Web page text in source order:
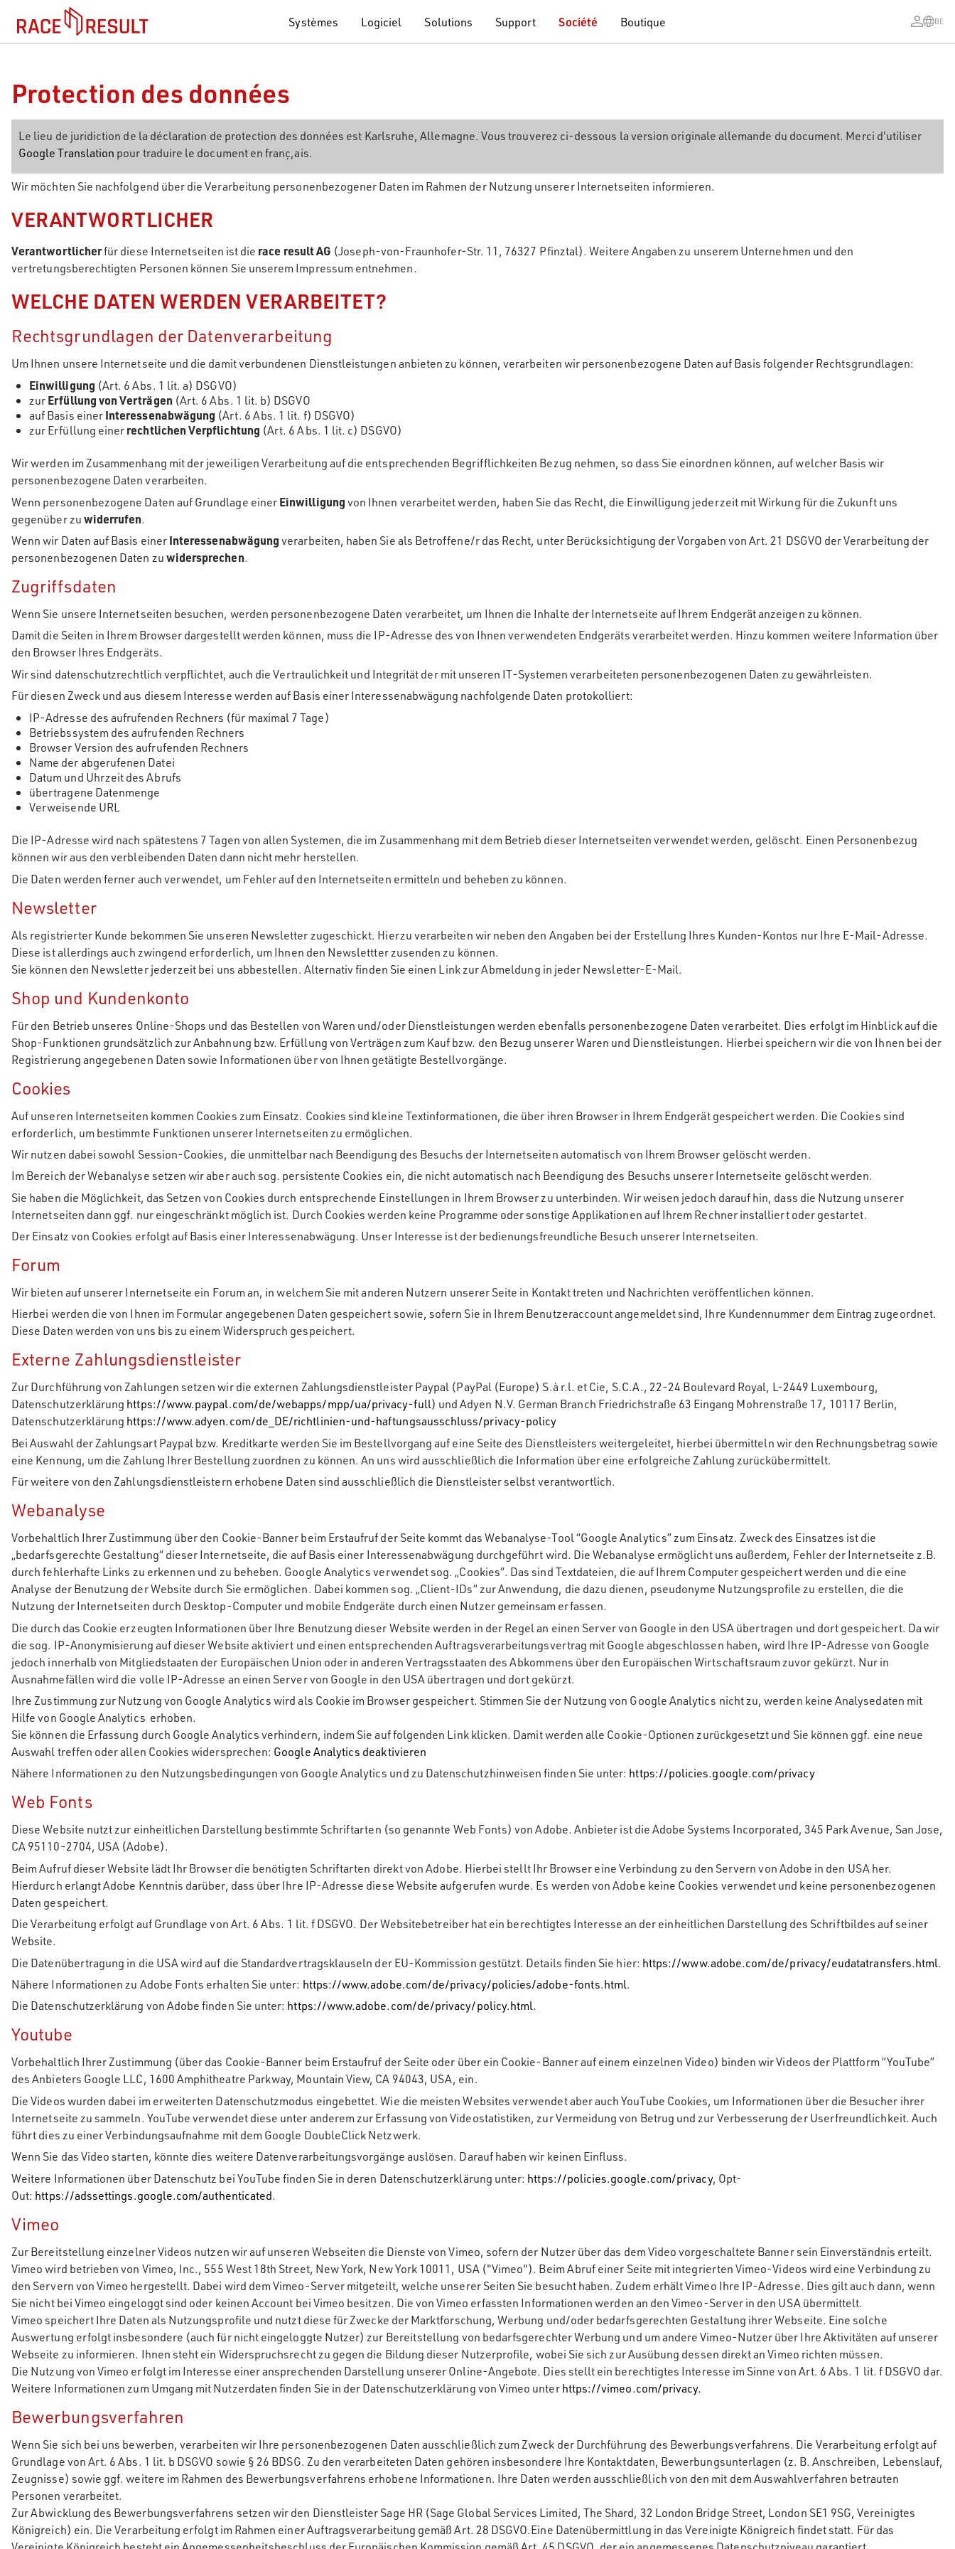
Systèmes Logiciel Solutions Support Société Boutique BE
Protection des données
Le lieu de juridiction de la déclaration de protection des données est Karlsruhe, Allemagne. Vous trouverez ci-dessous la version originale allemande du document. Merci d'utiliser
Google Translation pour traduire le document en franç,ais.
Wir möchten Sie nachfolgend über die Verarbeitung personenbezogener Daten im Rahmen der Nutzung unserer Internetseiten informieren.
VERANTWORTLICHER
Verantwortlicherfür diese Internetseiten ist die race result AG (Joseph-von-Fraunhofer-Str. 11, 76327 Pfinztal). Weitere Angaben zu unserem Unternehmen und den
vertretungsberechtigten Personen können Sie unserem Impressum entnehmen.
WELCHE DATEN WERDEN VERARBEITET?
Rechtsgrundlagen der Datenverarbeitung
Um Ihnen unsere Internetseite und die damit verbundenen Dienstleistungen anbieten zu können, verarbeiten wir personenbezogene Daten auf Basis folgender Rechtsgrundlagen:
Einwilligung (Art. 6 Abs. 1 lit. a) DSGVO)
zurErfüllung von Verträgen(Art. 6 Abs. 1 lit. b) DSGVO
auf Basis einerInteressenabwägung (Art. 6 Abs. 1 lit. f) DSGVO)
zur Erfüllung einerrechtlichen Verpflichtung (Art. 6 Abs. 1 lit. c) DSGVO)
Wir werden im Zusammenhang mit der jeweiligen Verarbeitung auf die entsprechenden Begrifflichkeiten Bezug nehmen, so dass Sie einordnen können, auf welcher Basis wir
personenbezogene Daten verarbeiten.
Wenn personenbezogene Daten auf Grundlage einerEinwilligungvon Ihnen verarbeitet werden, haben Sie das Recht, die Einwilligung jederzeit mit Wirkung für die Zukunft uns
gegenüber zuwiderrufen.
Wenn wir Daten auf Basis einerInteressenabwägungverarbeiten, haben Sie als Betroffene/r das Recht, unter Berücksichtigung der Vorgaben von Art. 21 DSGVO der Verarbeitung der
personenbezogenen Daten zuwidersprechen.
Zugriffsdaten
Wenn Sie unsere Internetseiten besuchen, werden personenbezogene Daten verarbeitet, um Ihnen die Inhalte der Internetseite auf Ihrem Endgerät anzeigen zu können.
Damit die Seiten in Ihrem Browser dargestellt werden können, muss die IP-Adresse des von Ihnen verwendeten Endgeräts verarbeitet werden. Hinzu kommen weitere Information über
den Browser Ihres Endgeräts.
Wir sind datenschutzrechtlich verpflichtet, auch die Vertraulichkeit und Integrität der mit unseren IT-Systemen verarbeiteten personenbezogenen Daten zu gewährleisten.
Für diesen Zweck und aus diesem Interesse werden auf Basis einer Interessenabwägung nachfolgende Daten protokolliert:
IP-Adresse des aufrufenden Rechners (für maximal 7 Tage)
Betriebssystem des aufrufenden Rechners
Browser Version des aufrufenden Rechners
Name der abgerufenen Datei
Datum und Uhrzeit des Abrufs
übertragene Datenmenge
Verweisende URL
Die IP-Adresse wird nach spätestens 7 Tagen von allen Systemen, die im Zusammenhang mit dem Betrieb dieser Internetseiten verwendet werden, gelöscht. Einen Personenbezug
können wir aus den verbleibenden Daten dann nicht mehr herstellen.
Die Daten werden ferner auch verwendet, um Fehler auf den Internetseiten ermitteln und beheben zu können.
Newsletter
Als registrierter Kunde bekommen Sie unseren Newsletter zugeschickt. Hierzu verarbeiten wir neben den Angaben bei der Erstellung Ihres Kunden-Kontos nur Ihre E-Mail-Adresse.
Diese ist allerdings auch zwingend erforderlich, um Ihnen den Newslettter zusenden zu können.
Sie können den Newsletter jederzeit bei uns abbestellen. Alternativ finden Sie einen Link zur Abmeldung in jeder Newsletter-E-Mail.
Shop und Kundenkonto
Für den Betrieb unseres Online-Shops und das Bestellen von Waren und/oder Dienstleistungen werden ebenfalls personenbezogene Daten verarbeitet. Dies erfolgt im Hinblick auf die
Shop-Funktionen grundsätzlich zur Anbahnung bzw. Erfüllung von Verträgen zum Kauf bzw. den Bezug unserer Waren und Dienstleistungen. Hierbei speichern wir die von Ihnen bei der
Registrierung angegebenen Daten sowie Informationen über von Ihnen getätigte Bestellvorgänge.
Cookies
Auf unseren Internetseiten kommen Cookies zum Einsatz. Cookies sind kleine Textinformationen, die über ihren Browser in Ihrem Endgerät gespeichert werden. Die Cookies sind
erforderlich, um bestimmte Funktionen unserer Internetseiten zu ermöglichen.
Wir nutzen dabei sowohl Session-Cookies, die unmittelbar nach Beendigung des Besuchs der Internetseiten automatisch von Ihrem Browser gelöscht werden.
Im Bereich der Webanalyse setzen wir aber auch sog. persistente Cookies ein, die nicht automatisch nach Beendigung des Besuchs unserer Internetseite gelöscht werden.
Sie haben die Möglichkeit, das Setzen von Cookies durch entsprechende Einstellungen in Ihrem Browser zu unterbinden. Wir weisen jedoch darauf hin, dass die Nutzung unserer
Internetseiten dann ggf. nur eingeschränkt möglich ist. Durch Cookies werden keine Programme oder sonstige Applikationen auf Ihrem Rechner installiert oder gestartet.
Der Einsatz von Cookies erfolgt auf Basis einer Interessenabwägung. Unser Interesse ist der bedienungsfreundliche Besuch unserer Internetseiten.
Forum
Wir bieten auf unserer Internetseite ein Forum an, in welchem Sie mit anderen Nutzern unserer Seite in Kontakt treten und Nachrichten veröffentlichen können.
Hierbei werden die von Ihnen im Formular angegebenen Daten gespeichert sowie, sofern Sie in Ihrem Benutzeraccount angemeldet sind, Ihre Kundennummer dem Eintrag zugeordnet.
Diese Daten werden von uns bis zu einem Widerspruch gespeichert.
Externe Zahlungsdienstleister
Zur Durchführung von Zahlungen setzen wir die externen Zahlungsdienstleister Paypal (PayPal (Europe) S.à r.l. et Cie, S.C.A., 22-24 Boulevard Royal, L-2449 Luxembourg,
Datenschutzerklärung https://www.paypal.com/de/webapps/mpp/ua/privacy-full) und Adyen N.V. German Branch Friedrichstraße 63 Eingang Mohrenstraße 17, 10117 Berlin,
Datenschutzerklärung https://www.adyen.com/de_DE/richtlinien-und-haftungsausschluss/privacy-policy
Bei Auswahl der Zahlungsart Paypal bzw. Kreditkarte werden Sie im Bestellvorgang auf eine Seite des Dienstleisters weitergeleitet, hierbei übermitteln wir den Rechnungsbetrag sowie
eine Kennung, um die Zahlung Ihrer Bestellung zuordnen zu können. An uns wird ausschließlich die Information über eine erfolgreiche Zahlung zurückübermittelt.
Für weitere von den Zahlungsdienstleistern erhobene Daten sind ausschließlich die Dienstleister selbst verantwortlich.
Webanalyse
Vorbehaltlich Ihrer Zustimmung über den Cookie-Banner beim Erstaufruf der Seite kommt das Webanalyse-Tool “Google Analytics” zum Einsatz. Zweck des Einsatzes ist die
„bedarfsgerechte Gestaltung“ dieser Internetseite, die auf Basis einer Interessenabwägung durchgeführt wird. Die Webanalyse ermöglicht uns außerdem, Fehler der Internetseite z.B.
durch fehlerhafte Links zu erkennen und zu beheben. Google Analytics verwendet sog. „Cookies“. Das sind Textdateien, die auf Ihrem Computer gespeichert werden und die eine
Analyse der Benutzung der Website durch Sie ermöglichen. Dabei kommen sog. „Client-IDs“ zur Anwendung, die dazu dienen, pseudonyme Nutzungsprofile zu erstellen, die die
Nutzung der Internetseiten durch Desktop-Computer und mobile Endgeräte durch einen Nutzer gemeinsam erfassen.
Die durch das Cookie erzeugten Informationen über Ihre Benutzung dieser Website werden in der Regel an einen Server von Google in den USA übertragen und dort gespeichert. Da wir
die sog. IP-Anonymisierung auf dieser Website aktiviert und einen entsprechenden Auftragsverarbeitungsvertrag mit Google abgeschlossen haben, wird Ihre IP-Adresse von Google
jedoch innerhalb von Mitgliedstaaten der Europäischen Union oder in anderen Vertragsstaaten des Abkommens über den Europäischen Wirtschaftsraum zuvor gekürzt. Nur in
Ausnahmefällen wird die volle IP-Adresse an einen Server von Google in den USA übertragen und dort gekürzt.
Ihre Zustimmung zur Nutzung von Google Analytics wird als Cookie im Browser gespeichert. Stimmen Sie der Nutzung von Google Analytics nicht zu, werden keine Analysedaten mit
Hilfe von Google Analytics erhoben.
Sie können die Erfassung durch Google Analytics verhindern, indem Sie auf folgenden Link klicken. Damit werden alle Cookie-Optionen zurückgesetzt und Sie können ggf. eine neue
Auswahl treffen oder allen Cookies widersprechen: Google Analytics deaktivieren
Nähere Informationen zu den Nutzungsbedingungen von Google Analytics und zu Datenschutzhinweisen finden Sie unter: https://policies.google.com/privacy
Web Fonts
Diese Website nutzt zur einheitlichen Darstellung bestimmte Schriftarten (so genannte Web Fonts) von Adobe. Anbieter ist die Adobe Systems Incorporated, 345 Park Avenue, San Jose,
CA 95110-2704, USA (Adobe).
Beim Aufruf dieser Website lädt Ihr Browser die benötigten Schriftarten direkt von Adobe. Hierbei stellt Ihr Browser eine Verbindung zu den Servern von Adobe in den USA her.
Hierdurch erlangt Adobe Kenntnis darüber, dass über Ihre IP-Adresse diese Website aufgerufen wurde. Es werden von Adobe keine Cookies verwendet und keine personenbezogenen
Daten gespeichert.
Die Verarbeitung erfolgt auf Grundlage von Art. 6 Abs. 1 lit. f DSGVO. Der Websitebetreiber hat ein berechtigtes Interesse an der einheitlichen Darstellung des Schriftbildes auf seiner
Website.
Die Datenübertragung in die USA wird auf die Standardvertragsklauseln der EU-Kommission gestützt. Details finden Sie hier: https://www.adobe.com/de/privacy/eudatatransfers.html.
Nähere Informationen zu Adobe Fonts erhalten Sie unter: https://www.adobe.com/de/privacy/policies/adobe-fonts.html.
Die Datenschutzerklärung von Adobe finden Sie unter: https://www.adobe.com/de/privacy/policy.html.
Youtube
Vorbehaltlich Ihrer Zustimmung (über das Cookie-Banner beim Erstaufruf der Seite oder über ein Cookie-Banner auf einem einzelnen Video) binden wir Videos der Plattform “YouTube”
des Anbieters Google LLC, 1600 Amphitheatre Parkway, Mountain View, CA 94043, USA, ein.
Die Videos wurden dabei im erweiterten Datenschutzmodus eingebettet. Wie die meisten Websites verwendet aber auch YouTube Cookies, um Informationen über die Besucher ihrer
Internetseite zu sammeln. YouTube verwendet diese unter anderem zur Erfassung von Videostatistiken, zur Vermeidung von Betrug und zur Verbesserung der Userfreundlichkeit. Auch
führt dies zu einer Verbindungsaufnahme mit dem Google DoubleClick Netzwerk.
Wenn Sie das Video starten, könnte dies weitere Datenverarbeitungsvorgänge auslösen. Darauf haben wir keinen Einfluss.
Weitere Informationen über Datenschutz bei YouTube finden Sie in deren Datenschutzerklärung unter: https://policies.google.com/privacy, Opt-
Out: https://adssettings.google.com/authenticated.
Vimeo
Zur Bereitstellung einzelner Videos nutzen wir auf unseren Webseiten die Dienste von Vimeo, sofern der Nutzer über das dem Video vorgeschaltete Banner sein Einverständnis erteilt.
Vimeo wird betrieben von Vimeo, Inc., 555 West 18th Street, New York, New York 10011, USA ("Vimeo"). Beim Abruf einer Seite mit integrierten Vimeo-Videos wird eine Verbindung zu
den Servern von Vimeo hergestellt. Dabei wird dem Vimeo-Server mitgeteilt, welche unserer Seiten Sie besucht haben. Zudem erhält Vimeo Ihre IP-Adresse. Dies gilt auch dann, wenn
Sie nicht bei Vimeo eingeloggt sind oder keinen Account bei Vimeo besitzen. Die von Vimeo erfassten Informationen werden an den Vimeo-Server in den USA übermittelt.
Vimeo speichert Ihre Daten als Nutzungsprofile und nutzt diese für Zwecke der Marktforschung, Werbung und/oder bedarfsgerechten Gestaltung ihrer Webseite. Eine solche
Auswertung erfolgt insbesondere (auch für nicht eingeloggte Nutzer) zur Bereitstellung von bedarfsgerechter Werbung und um andere Vimeo-Nutzer über Ihre Aktivitäten auf unserer
Webseite zu informieren. Ihnen steht ein Widerspruchsrecht zu gegen die Bildung dieser Nutzerprofile, wobei Sie sich zur Ausübung dessen direkt an Vimeo richten müssen.
Die Nutzung von Vimeo erfolgt im Interesse einer ansprechenden Darstellung unserer Online-Angebote. Dies stellt ein berechtigtes Interesse im Sinne von Art. 6 Abs. 1 lit. f DSGVO dar.
Weitere Informationen zum Umgang mit Nutzerdaten finden Sie in der Datenschutzerklärung von Vimeo unterhttps://vimeo.com/privacy.
Bewerbungsverfahren
Wenn Sie sich bei uns bewerben, verarbeiten wir Ihre personenbezogenen Daten ausschließlich zum Zweck der Durchführung des Bewerbungsverfahrens. Die Verarbeitung erfolgt auf
Grundlage von Art. 6 Abs. 1 lit. b DSGVO sowie § 26 BDSG. Zu den verarbeiteten Daten gehören insbesondere Ihre Kontaktdaten, Bewerbungsunterlagen (z. B. Anschreiben, Lebenslauf,
Zeugnisse) sowie ggf. weitere im Rahmen des Bewerbungsverfahrens erhobene Informationen. Ihre Daten werden ausschließlich von den mit dem Auswahlverfahren betrauten
Personen verarbeitet.
Zur Abwicklung des Bewerbungsverfahrens setzen wir den Dienstleister Sage HR (Sage Global Services Limited, The Shard, 32 London Bridge Street, London SE1 9SG, Vereinigtes
Königreich) ein. Die Verarbeitung erfolgt im Rahmen einer Auftragsverarbeitung gemäß Art. 28 DSGVO.Eine Datenübermittlung in das Vereinigte Königreich findet statt. Für das